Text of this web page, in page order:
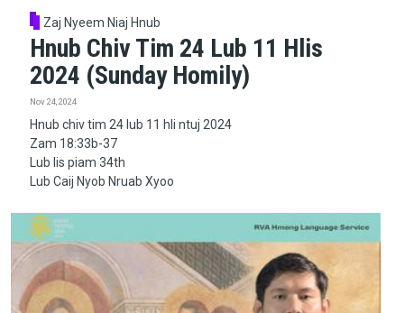
Zaj Nyeem Niaj Hnub
Hnub Chiv Tim 24 Lub 11 Hlis
2024 (Sunday Homily)
Nov 24, 2024
Hnub chiv tim 24 lub 11 hli ntuj 2024
Zam 18:33b-37
Lub lis piam 34th
Lub Caij Nyob Nruab Xyoo